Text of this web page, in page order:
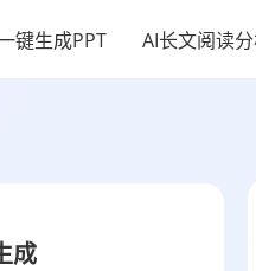
键生成PPT AI长文阅读
成